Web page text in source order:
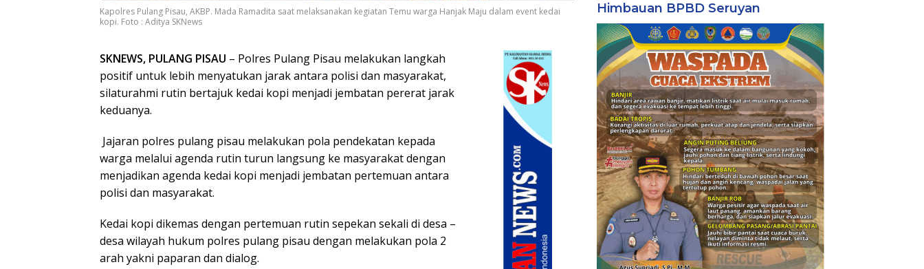
Kapolres Pulang Pisau, AKBP. Mada Ramadita saat melaksanakan kegiatan Temu warga Hanjak Maju dalam event kedai
kopi. Foto : Aditya SKNews
SKNEWS, PULANG PISAU – Polres Pulang Pisau melakukan langkah
positif untuk lebih menyatukan jarak antara polisi dan masyarakat,
silaturahmi rutin bertajuk kedai kopi menjadi jembatan pererat jarak
keduanya.
Jajaran polres pulang pisau melakukan pola pendekatan kepada
warga melalui agenda rutin turun langsung ke masyarakat dengan
menjadikan agenda kedai kopi menjadi jembatan pertemuan antara
polisi dan masyarakat.
Kedai kopi dikemas dengan pertemuan rutin sepekan sekali di desa –
desa wilayah hukum polres pulang pisau dengan melakukan pola 2
arah yakni paparan dan dialog.
Himbauan BPBD Seruyan